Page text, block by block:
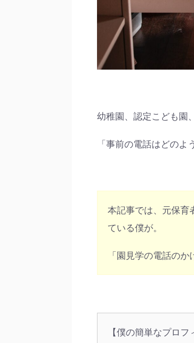
幼稚園、認定こども園
「事前の電話はどのよ
本記事では、元保育
ている僕が。
「園見学の電話のか
【僕の簡単なプロフ